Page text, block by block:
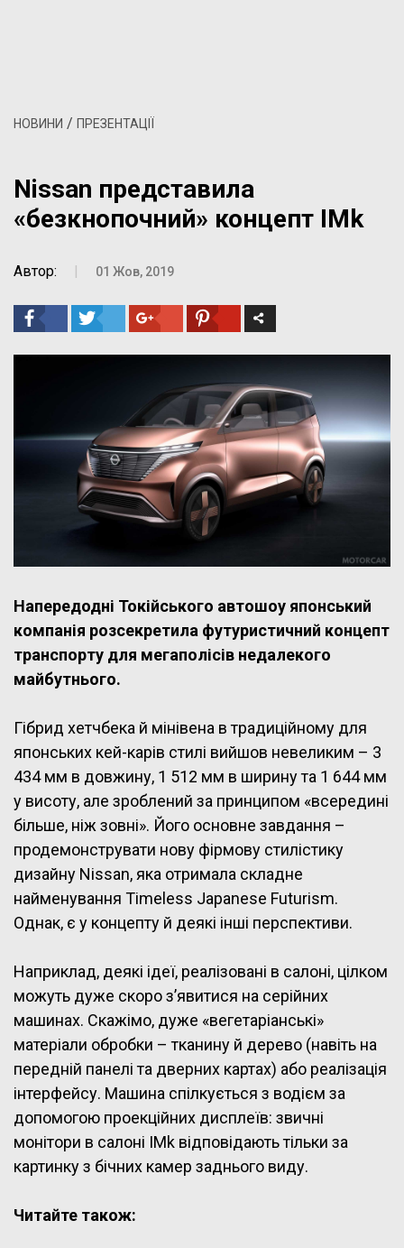
НОВИНИ / ПРЕЗЕНТАЦІЇ
Nissan представила
«безкнопочний» концепт IMk
Автор: | 01 Жов, 2019
Напередодні Токійського автошоу японський
компанія розсекретила футуристичний концепт
транспорту для мегаполісів недалекого
майбутнього.
Гібрид хетчбека й мінівена в традиційному для
японських кей-карів стилі вийшов невеликим – 3
434 мм в довжину, 1 512 мм в ширину та 1 644 мм
у висоту, але зроблений за принципом «всередині
більше, ніж зовні». Його основне завдання –
продемонструвати нову фірмову стилістику
дизайну Nissan, яка отримала складне
найменування Timeless Japanese Futurism.
Однак, є у концепту й деякі інші перспективи.
Наприклад, деякі ідеї, реалізовані в салоні, цілком
можуть дуже скоро з’явитися на серійних
машинах. Скажімо, дуже «вегетаріанські»
матеріали обробки – тканину й дерево (навіть на
передній панелі та дверних картах) або реалізація
інтерфейсу. Машина спілкується з водієм за
допомогою проекційних дисплеїв: звичні
монітори в салоні IMk відповідають тільки за
картинку з бічних камер заднього виду.
Читайте також: